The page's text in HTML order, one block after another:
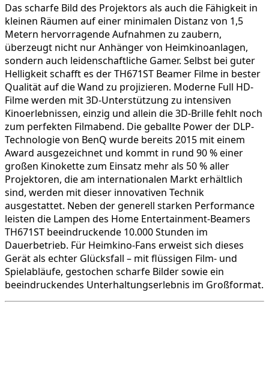
Das scharfe Bild des Projektors als auch die Fähigkeit in
kleinen Räumen auf einer minimalen Distanz von 1,5
Metern hervorragende Aufnahmen zu zaubern,
überzeugt nicht nur Anhänger von Heimkinoanlagen,
sondern auch leidenschaftliche Gamer. Selbst bei guter
Helligkeit schafft es der TH671ST Beamer Filme in bester
Qualität auf die Wand zu projizieren. Moderne Full HD-
Filme werden mit 3D-Unterstützung zu intensiven
Kinoerlebnissen, einzig und allein die 3D-Brille fehlt noch
zum perfekten Filmabend. Die geballte Power der DLP-
Technologie von BenQ wurde bereits 2015 mit einem
Award ausgezeichnet und kommt in rund 90 % einer
großen Kinokette zum Einsatz mehr als 50 % aller
Projektoren, die am internationalen Markt erhältlich
sind, werden mit dieser innovativen Technik
ausgestattet. Neben der generell starken Performance
leisten die Lampen des Home Entertainment-Beamers
TH671ST beeindruckende 10.000 Stunden im
Dauerbetrieb. Für Heimkino-Fans erweist sich dieses
Gerät als echter Glücksfall – mit flüssigen Film- und
Spielabläufe, gestochen scharfe Bilder sowie ein
beeindruckendes Unterhaltungserlebnis im Großformat.